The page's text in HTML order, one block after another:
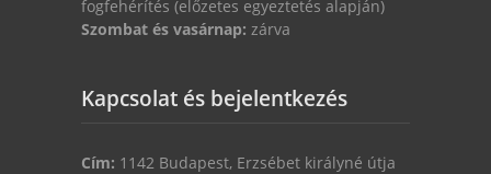
fogfehérítés (előzetes egyeztetés alapján)
Szombat és vasárnap: zárva
Kapcsolat és bejelentkezés
Cím: 1142 Budapest, Erzsébet királyné útja